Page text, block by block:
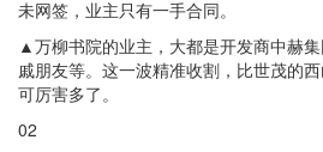
未网签，业主只有一手合同。
▲万柳书院的业主，大都是开发商中赫
戚朋友等。这一波精准收割，比世茂的
可厉害多了。
02